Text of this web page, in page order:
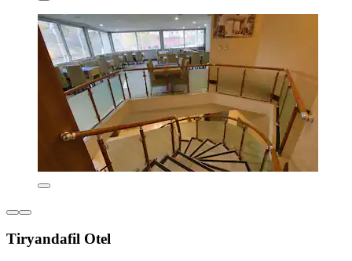
Tiryandafil Otel